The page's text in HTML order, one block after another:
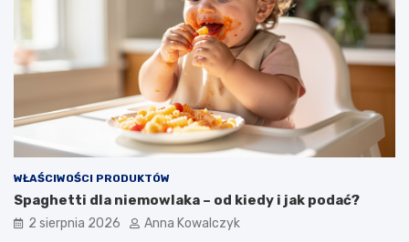
WŁAŚCIWOŚCI PRODUKTÓW
Spaghetti dla niemowlaka – od kiedy i jak podać?
2 sierpnia 2026 Anna Kowalczyk